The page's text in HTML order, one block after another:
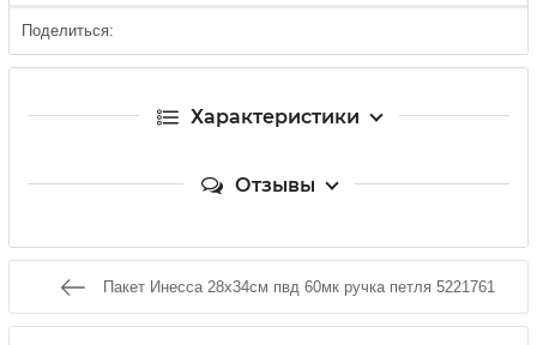
Поделиться:
Характеристики
Отзывы
Пакет Инесса 28х34см пвд 60мк ручка петля 5221761